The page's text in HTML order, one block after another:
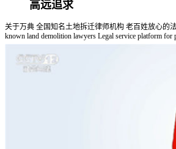
高远追求
关于万典 全国知名土地拆迁律师机构 老百姓放心的
known land demolition lawyers Legal service platform for